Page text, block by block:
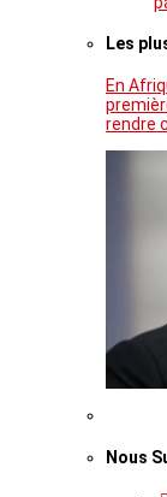
Les
En
rendre
Nous